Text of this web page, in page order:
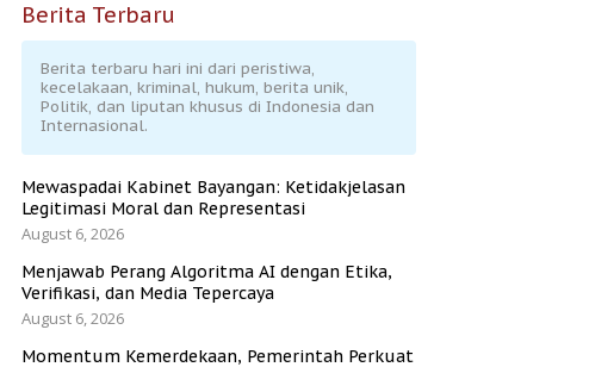
Berita Terbaru
Berita terbaru hari ini dari peristiwa,
kecelakaan, kriminal, hukum, berita unik,
Politik, dan liputan khusus di Indonesia dan
Internasional.
Mewaspadai Kabinet Bayangan: Ketidakjelasan
Legitimasi Moral dan Representasi
August 6, 2026
Menjawab Perang Algoritma AI dengan Etika,
Verifikasi, dan Media Tepercaya
August 6, 2026
Momentum Kemerdekaan, Pemerintah Perkuat